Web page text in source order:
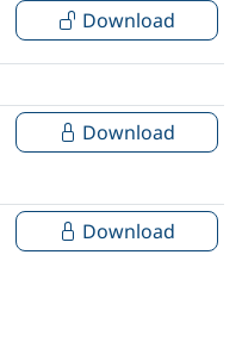
Download
Download
Download